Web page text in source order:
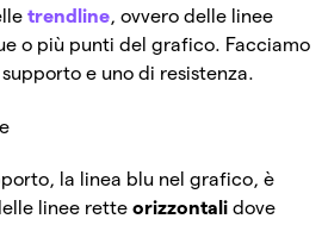
trendline, ovvero delle linee
o più punti del grafico. Facciamo
e uno di resistenza.
la linea blu nel grafico, è
linee rette orizzontali dove